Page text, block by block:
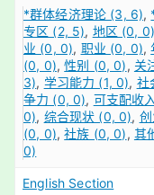
*群体经济理论 (3, 6)
专区 (2, 5) 地区 (0, 0)
业 (0, 0) 职业 (0, 0)
(0, 0) 性别 (0, 0)
关
3) 学习能力 (1, 0) 社
争力 (0, 0) 可支配收
0) 综合现状 (0, 0)
(0, 0) 社族 (0, 0) 其
0)
English Section